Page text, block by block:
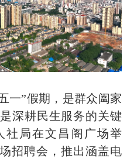
一”假期，是群众阖家
深耕民生服务的关键
社局在文昌阁广场举
招聘会，推出涵盖电